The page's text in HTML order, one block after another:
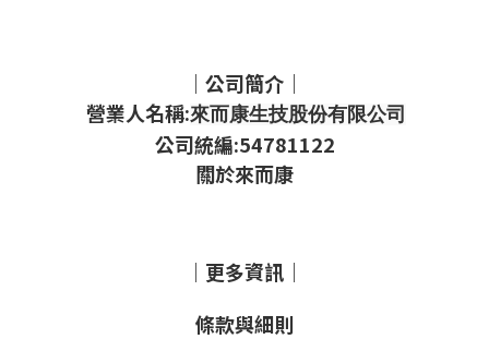
｜公司簡介｜
營業人名稱:來而康生技股份有限公司
公司統編:54781122
關於來而康
｜更多資訊｜
條款與細則